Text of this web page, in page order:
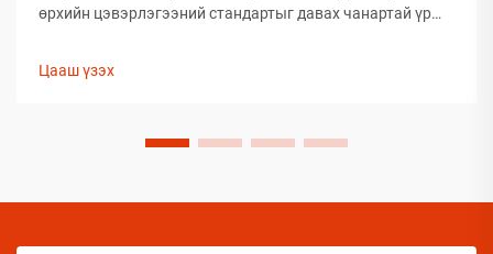
өрхийн цэвэрлэгээний стандартыг давах чанартай үр
туршлагаар баталгаажсан, өөрсдийн үр дүнтэй байдлыг
Цааш үзэх